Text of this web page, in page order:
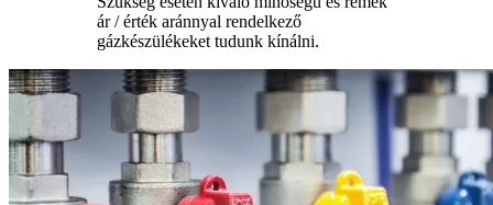
ár / érték aránnyal rendelkező
gázkészülékeket tudunk kínálni.